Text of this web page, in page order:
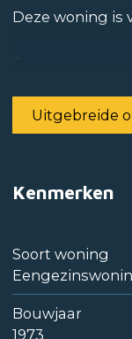
Deze woning is
Uitgebreide
Kenmerken
Soort woning
Bouwjaar
1973